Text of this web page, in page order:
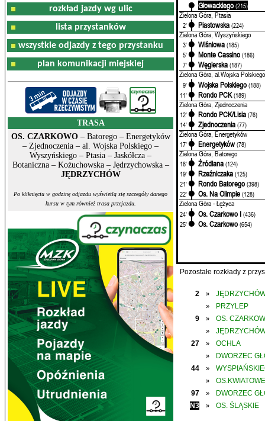
rozkład jazdy wg ulic
lista przystanków
wszystkie odjazdy z tego przystanku
plan komunikacji miejskiej
TRASA
OS. CZARKOWO– Batorego – Energetyków
– Zjednoczenia – al. Wojska Polskiego –
Wyszyńskiego – Ptasia – Jaskółcza –
Botaniczna – Kożuchowska – Jędrzychowska –
JĘDRZYCHÓW
Po kliknięciu w godzinę odjazdu wyświetlą się szczegóły danego
kursu w tym również trasa przejazdu.
Głowackiego (215)
Zielona Góra, Ptasia
2' Piastowska (224)
Zielona Góra, Wyszyńskiego
3' Wiśniowa (185)
5'
Monte Cassino (186)
7'
Węgierska (187)
Zielona Góra, al.Wojska Polskiego
9' Wojska Polskiego (188)
11'
Rondo PCK (189)
Zielona Góra, Zjednoczenia
12' Rondo PCK/Lisia (76)
14'
Zjednoczenia (77)
Zielona Góra, Energetyków
17' Energetyków (78)
Zielona Góra, Batorego
18' Źródlana (124)
19'
Rzeźniczaka (125)
21'
Rondo Batorego (398)
22'
Os. Na Olimpie (128)
Zielona Góra - Łężyca
24' Os. Czarkowo I (436)
25'
Os. Czarkowo (654)
Pozostałe rozkłady z
2 »
»
PRZYLEP
9
» OS.
»
27
» OCHLA
»
DWORZEC
44
»
»
OS.KWIATOWE
97
»
DWORZEC
N3
» OS. ŚLĄSKIE